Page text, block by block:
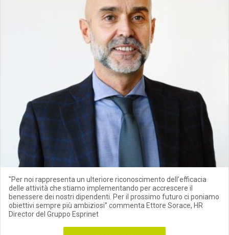
"Per noi rappresenta un ulteriore riconoscimento dell’efficacia
delle attività che stiamo implementando per accrescere il
benessere dei nostri dipendenti. Per il prossimo futuro ci poniamo
obiettivi sempre più ambiziosi” commenta Ettore Sorace, HR
Director del Gruppo Esprinet